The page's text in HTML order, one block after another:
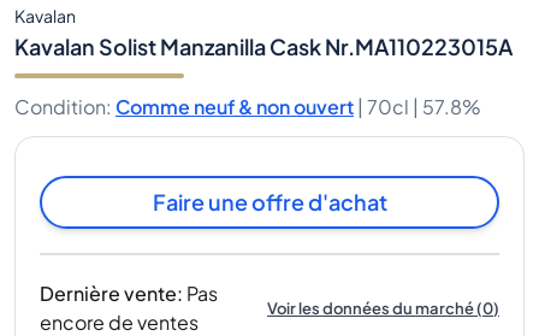
Kavalan
Kavalan Solist Manzanilla Cask Nr.MA110223015A
Condition: Comme neuf & non ouvert | 70cl | 57.8%
Faire une offre d'achat
Dernière vente: Pas
encore de ventes
Voir les données du marché(0)